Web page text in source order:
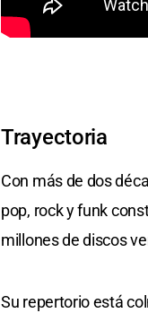
Trayectoria
Con más de dos
pop, rock y funk
millones de discos
Su repertorio está